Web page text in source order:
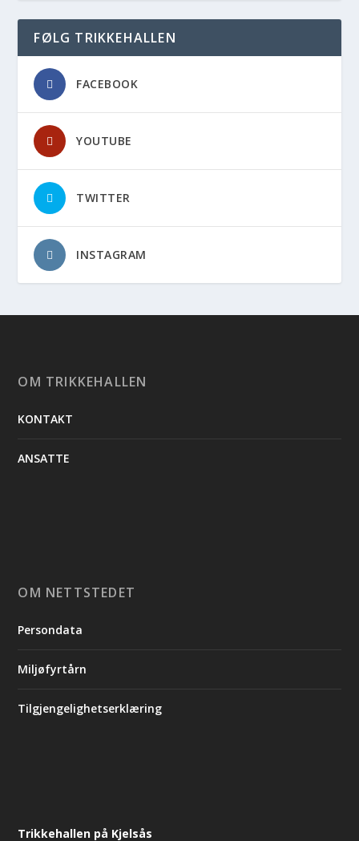
FØLG TRIKKEHALLEN
FACEBOOK
YOUTUBE
TWITTER
INSTAGRAM
OM TRIKKEHALLEN
KONTAKT
ANSATTE
OM NETTSTEDET
Persondata
Miljøfyrtårn
Tilgjengelighetserklæring
Trikkehallen på Kjelsås